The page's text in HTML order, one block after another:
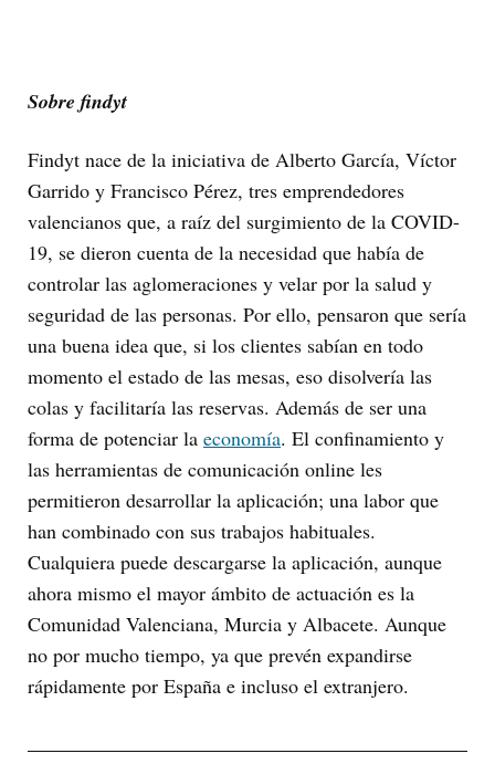
Sobre findyt
Findyt nace de la iniciativa de Alberto García, Víctor
Garrido y Francisco Pérez, tres emprendedores
valencianos que, a raíz del surgimiento de la COVID-
19, se dieron cuenta de la necesidad que había de
controlar las aglomeraciones y velar por la salud y
seguridad de las personas. Por ello, pensaron que sería
una buena idea que, si los clientes sabían en todo
momento el estado de las mesas, eso disolvería las
colas y facilitaría las reservas. Además de ser una
forma de potenciar la economía. El confinamiento y
las herramientas de comunicación online les
permitieron desarrollar la aplicación; una labor que
han combinado con sus trabajos habituales.
Cualquiera puede descargarse la aplicación, aunque
ahora mismo el mayor ámbito de actuación es la
Comunidad Valenciana, Murcia y Albacete. Aunque
no por mucho tiempo, ya que prevén expandirse
rápidamente por España e incluso el extranjero.